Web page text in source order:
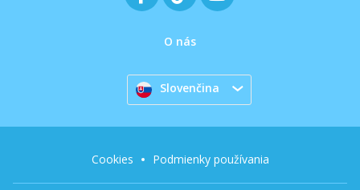
O nás
Slovenčina
Cookies Podmienky používania